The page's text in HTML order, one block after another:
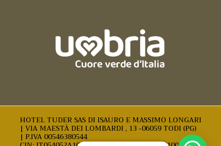
HOTEL TUDER SAS DI ISAURO E MASSIMO LONGARI
| VIA MAESTÀ DEI LOMBARDI , 13 -06059 TODI (PG)
| P.IVA 00546380544